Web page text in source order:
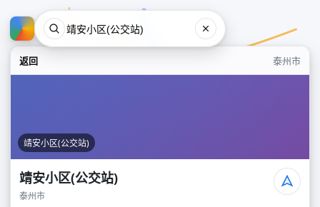
返回 泰州市
靖安小区(公交站)
靖安小区(公交站)
泰州市